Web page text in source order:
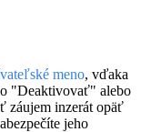
meno, vďaka
"Deaktivovať" alebo
záujem inzerát opäť
jeho